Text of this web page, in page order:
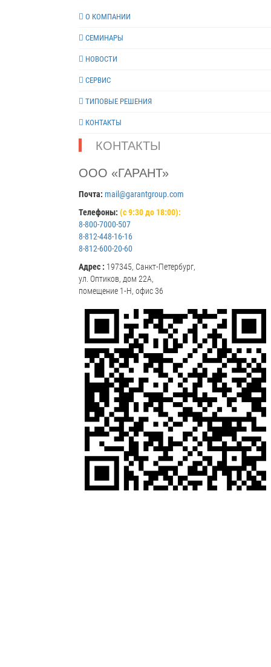
О КОМПАНИИ
СЕМИНАРЫ
НОВОСТИ
СЕРВИС
ТИПОВЫЕ РЕШЕНИЯ
КОНТАКТЫ
КОНТАКТЫ
ООО «ГАРАНТ»
Почта: mail@garantgroup.com
Телефоны: (с 9:30 до 18:00):
8-800-7000-507
8-812-448-16-16
8-812-600-20-60
Адрес : 197345, Санкт-Петербург,
ул. Оптиков, дом 22А,
помещение 1-Н, офис 36